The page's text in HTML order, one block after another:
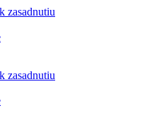
zasadnutiu
zasadnutiu